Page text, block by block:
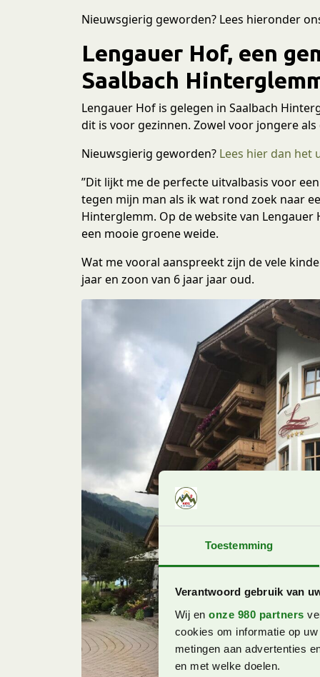
Toestemming
Verantwoord gebruik van
Wij en onze 980 partners
cookies om informatie op
metingen aan advertenties
en met welke doelen.
Nieuwsgierig geworden? Lees hieronder
Lengauer Hof, een
Saalbach
Lengauer Hof is gelegen in Saalbach
dit is voor gezinnen. Zowel voor jongere
Nieuwsgierig geworden? Lees hier dan het
”Dit lijkt me de perfecte uitvalbasis voor
tegen mijn man als ik wat rond zoek naar
Hinterglemm. Op de website van
een mooie groene weide.
Wat me vooral aanspreekt zijn de vele
jaar en zoon van 6 jaar jaar oud.